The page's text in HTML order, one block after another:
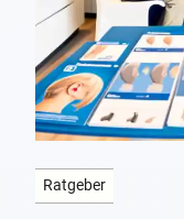
Ratgeber